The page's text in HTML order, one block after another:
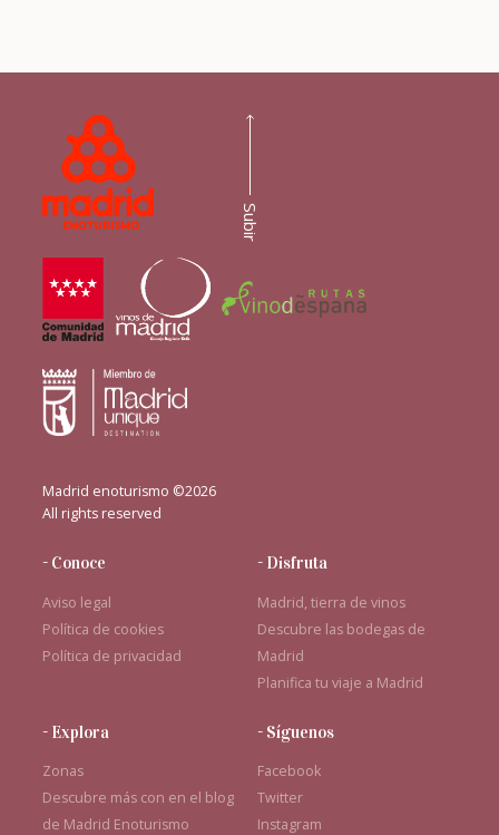
Madrid enoturismo ©2026
All rights reserved
- Conoce
Aviso legal
Política de cookies
Política de privacidad
- Disfruta
Madrid, tierra de vinos
Descubre las bodegas de
Madrid
Planifica tu viaje a Madrid
- Explora
Zonas
Descubre más con en el blog
de Madrid Enoturismo
- Síguenos
Facebook
Twitter
Instagram
Subir